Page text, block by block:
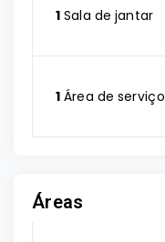
1 Sala de jantar
1 Área de serviço
Áreas